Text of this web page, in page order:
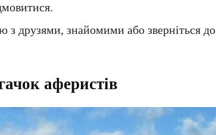
з друзями, знайомими або зверніться до
аферистів